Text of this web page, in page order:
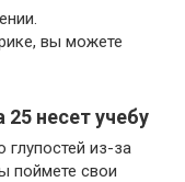
вы можете
несет учебу
из-за
поймете свои